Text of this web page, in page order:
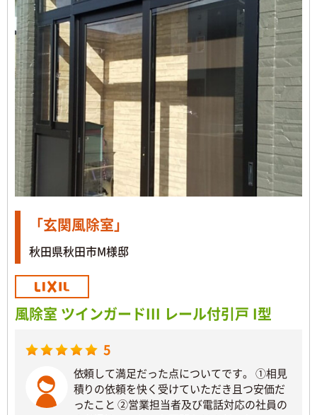
「玄関風除室」
秋田県秋田市M様邸
風除室 ツインガードIII レール付引戸 I型
5
依頼して満足だった点についてです。 ①相見
積りの依頼を快く受けていただき且つ安価だ
ったこと ②営業担当者及び電話対応の社員の